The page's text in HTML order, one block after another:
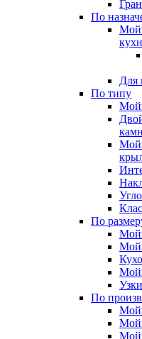
По
Для
По типу
По
По